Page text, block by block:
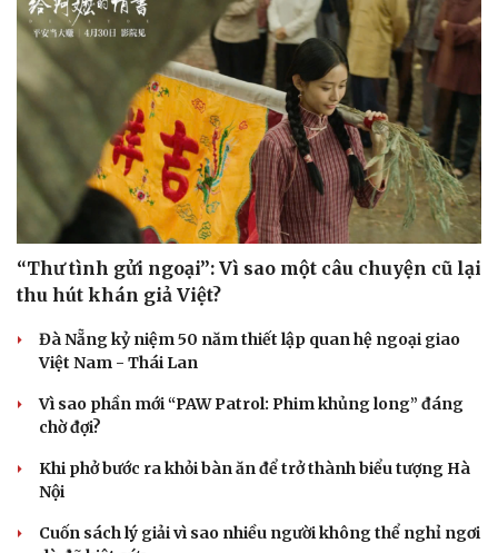
“Thư tình gửi ngoại”: Vì sao một câu chuyện cũ lại
thu hút khán giả Việt?
Đà Nẵng kỷ niệm 50 năm thiết lập quan hệ ngoại giao
Việt Nam - Thái Lan
Vì sao phần mới “PAW Patrol: Phim khủng long” đáng
chờ đợi?
Khi phở bước ra khỏi bàn ăn để trở thành biểu tượng Hà
Nội
Cuốn sách lý giải vì sao nhiều người không thể nghỉ ngơi